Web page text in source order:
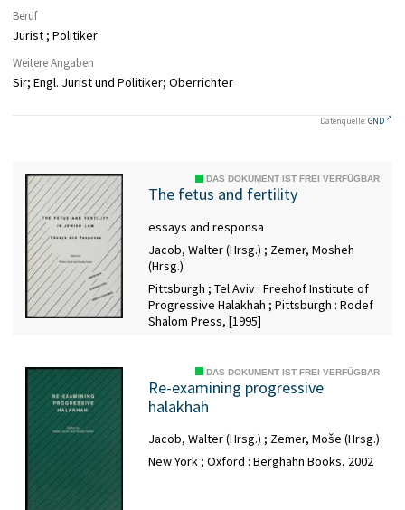
Beruf
Jurist ; Politiker
Weitere Angaben
Sir; Engl. Jurist und Politiker; Oberrichter
Datenquelle:GND
DAS DOKUMENT IST FREI VERFÜGBAR
The fetus and fertility
essays and responsa
Jacob, Walter (Hrsg.) ; Zemer, Mosheh
(Hrsg.)
Pittsburgh ; Tel Aviv : Freehof Institute of
Progressive Halakhah ; Pittsburgh : Rodef
Shalom Press, [1995]
DAS DOKUMENT IST FREI VERFÜGBAR
Re-examining progressive
halakhah
Jacob, Walter (Hrsg.) ; Zemer, Moše (Hrsg.)
New York ; Oxford : Berghahn Books, 2002